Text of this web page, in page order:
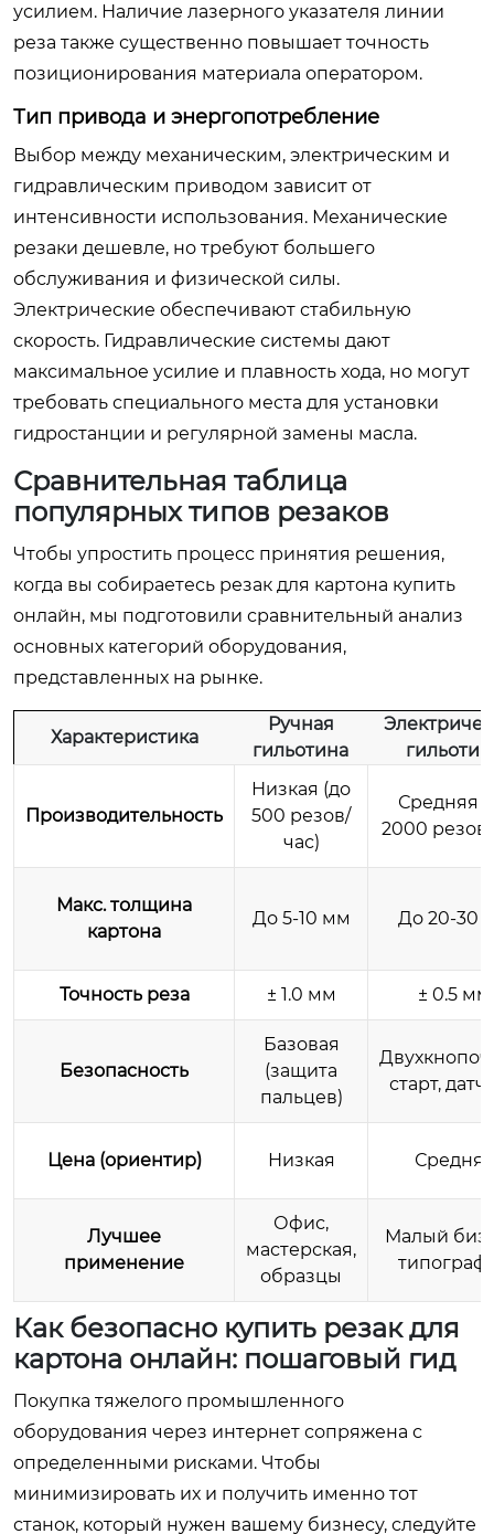
усилием. Наличие лазерного указателя линии
реза также существенно повышает точность
позиционирования материала оператором.
Тип привода и энергопотребление
Выбор между механическим, электрическим и
гидравлическим приводом зависит от
интенсивности использования. Механические
резаки дешевле, но требуют большего
обслуживания и физической силы.
Электрические обеспечивают стабильную
скорость. Гидравлические системы дают
максимальное усилие и плавность хода, но могут
требовать специального места для установки
гидростанции и регулярной замены масла.
Сравнительная таблица
популярных типов резаков
Чтобы упростить процесс принятия решения,
когда вы собираетесь резак для картона купить
онлайн, мы подготовили сравнительный анализ
основных категорий оборудования,
представленных на рынке.
Характеристика
Ручная
гильотина
Производительность
Низкая (до
500 резов/
час)
Средняя
2000 резов/
Макс. толщина
картона
До 5-10 мм До 20-30
Точность реза ± 1.0 мм ± 0.5 мм
Безопасность
Базовая
(защита
пальцев)
старт,
Цена (ориентир) Низкая Средняя
Лучшее
применение
Офис,
мастерская,
образцы
Малый
Как безопасно купить резак для
картона онлайн: пошаговый гид
Покупка тяжелого промышленного
оборудования через интернет сопряжена с
определенными рисками. Чтобы
минимизировать их и получить именно тот
станок, который нужен вашему бизнесу, следуйте